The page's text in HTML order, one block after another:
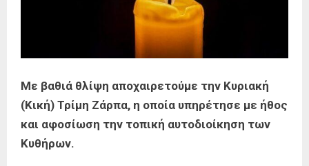
Με βαθιά θλίψη αποχαιρετούμε την Κυριακή
(Κική) Τρίμη Ζάρπα, η οποία υπηρέτησε με ήθος
και αφοσίωση την τοπική αυτοδιοίκηση των
Κυθήρων.